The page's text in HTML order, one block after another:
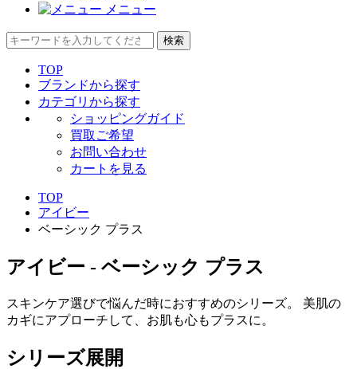
メニュー
検索
TOP
ブランドから探す
カテゴリから探す
ショッピングガイド
買取ご希望
お問い合わせ
カートを見る
TOP
アイビー
ベーシック プラス
アイビー - ベーシック プラス
スキンケア選びで悩んだ時におすすめのシリーズ。 美肌の
カギにアプローチして、お肌も心もプラスに。
シリーズ展開